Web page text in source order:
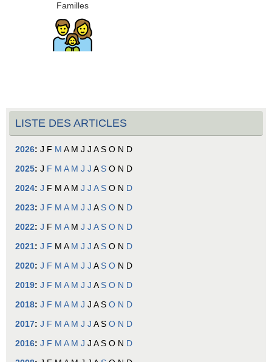
Familles
LISTE DES ARTICLES
2026: J F M A M J J A S O N D
2025: J F M A M J J A S O N D
2024: J F M A M J J A S O N D
2023: J F M A M J J A S O N D
2022: J F M A M J J A S O N D
2021: J F M A M J J A S O N D
2020: J F M A M J J A S O N D
2019: J F M A M J J A S O N D
2018: J F M A M J J A S O N D
2017: J F M A M J J A S O N D
2016: J F M A M J J A S O N D